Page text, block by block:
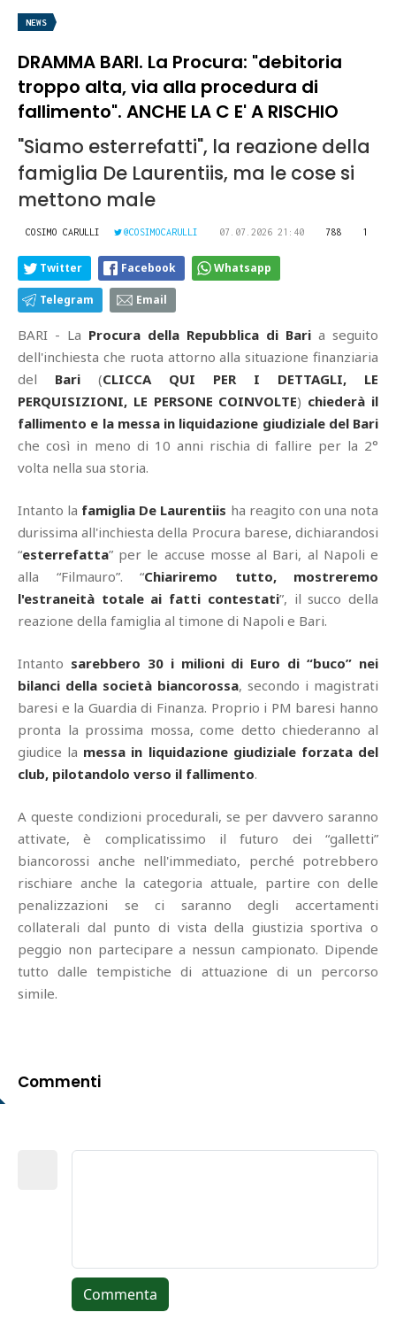
NEWS
DRAMMA BARI. La Procura: "debitoria
troppo alta, via alla procedura di
fallimento". ANCHE LA C E' A RISCHIO
"Siamo esterrefatti", la reazione della
famiglia De Laurentiis, ma le cose si
mettono male
COSIMO CARULLI @COSIMOCARULLI 07.07.2026 21:40 788 1
Twitter Facebook Whatsapp
Telegram Email
BARI - La Procura della Repubblica di Bari a seguito
dell'inchiesta che ruota attorno alla situazione finanziaria
del Bari (CLICCA QUI PER I DETTAGLI, LE
PERQUISIZIONI, LE PERSONE COINVOLTE) chiederà il
fallimento e la messa in liquidazione giudiziale del Bari
che così in meno di 10 anni rischia di fallire per la 2°
volta nella sua storia.
Intanto la famiglia De Laurentiis ha reagito con una nota
durissima all'inchiesta della Procura barese, dichiarandosi
“esterrefatta” per le accuse mosse al Bari, al Napoli e
alla “Filmauro”. “Chiariremo tutto, mostreremo
l'estraneità totale ai fatti contestati”, il succo della
reazione della famiglia al timone di Napoli e Bari.
Intanto sarebbero 30 i milioni di Euro di “buco” nei
bilanci della società biancorossa, secondo i magistrati
baresi e la Guardia di Finanza. Proprio i PM baresi hanno
pronta la prossima mossa, come detto chiederanno al
giudice la messa in liquidazione giudiziale forzata del
club, pilotandolo verso il fallimento.
A queste condizioni procedurali, se per davvero saranno
attivate, è complicatissimo il futuro dei “galletti”
biancorossi anche nell'immediato, perché potrebbero
rischiare anche la categoria attuale, partire con delle
penalizzazioni se ci saranno degli accertamenti
collaterali dal punto di vista della giustizia sportiva o
peggio non partecipare a nessun campionato. Dipende
tutto dalle tempistiche di attuazione di un percorso
simile.
Commenti